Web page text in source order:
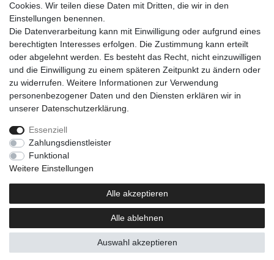
Einkaufen
Zahlungsarten
Versandarten & -kosten
Warenkorb
Mein Konto
Anmelden
Registrieren
Unternehmen
Kontakt
Impressum
Newsletter
Cookies. Wir teilen diese Daten mit Dritten, die wir in den
Einstellungen benennen.
Die Datenverarbeitung kann mit Einwilligung oder aufgrund eines
berechtigten Interesses erfolgen. Die Zustimmung kann erteilt
oder abgelehnt werden. Es besteht das Recht, nicht einzuwilligen
und die Einwilligung zu einem späteren Zeitpunkt zu ändern oder
zu widerrufen. Weitere Informationen zur Verwendung
personenbezogener Daten und den Diensten erklären wir in
unserer Daten­schutz­erklärung
Essenziell
Zahlungsdienstleister
Funktional
Weitere Einstellungen
Alle akzeptieren
Alle ablehnen
Auswahl akzeptieren